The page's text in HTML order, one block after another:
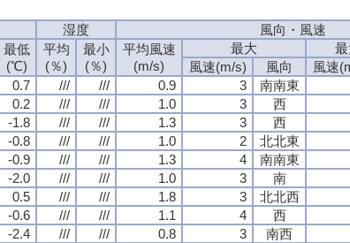
湿度 風向・風速
最低
(℃)
平均
(％)
最小
(％)
平均風速
(m/s)
最大
風速(m/s) 風向 風速
0.7 /// /// 0.9 3 南南東
0.2 /// /// 1.0 3 西
-1.8 /// /// 1.3 3 西
-0.8 /// /// 1.0 2 北北東
-0.9 /// /// 1.3 4 南南東
-2.0 /// /// 1.0 3 南
0.5 /// /// 1.8 3 北北西
-0.6 /// /// 1.1 4 西
-2.4 /// /// 0.8 3 南西
湿度 風向・風速
最低
(℃)
平均
(％)
最小
(％)
平均風速
(m/s)
最大
風速(m/s) 風向 風速
0.7 /// /// 0.9 3 南南東
0.2 /// /// 1.0 3 西
-1.8 /// /// 1.3 3 西
-0.8 /// /// 1.0 2 北北東
-0.9 /// /// 1.3 4 南南東
-2.0 /// /// 1.0 3 南
0.5 /// /// 1.8 3 北北西
-0.6 /// /// 1.1 4 西
-2.4 /// /// 0.8 3 南西
湿度 風向・風速
最低
(℃)
平均
(％)
最小
(％)
平均風速
(m/s)
最大
風速(m/s) 風向 風速
0.7 /// /// 0.9 3 南南東
0.2 /// /// 1.0 3 西
-1.8 /// /// 1.3 3 西
-0.8 /// /// 1.0 2 北北東
-0.9 /// /// 1.3 4 南南東
-2.0 /// /// 1.0 3 南
0.5 /// /// 1.8 3 北北西
-0.6 /// /// 1.1 4 西
-2.4 /// /// 0.8 3 南西
湿度 風向・風速
最低
(℃)
平均
(％)
最小
(％)
平均風速
(m/s)
最大
風速(m/s) 風向 風速
0.7 /// /// 0.9 3 南南東
0.2 /// /// 1.0 3 西
-1.8 /// /// 1.3 3 西
-0.8 /// /// 1.0 2 北北東
-0.9 /// /// 1.3 4 南南東
-2.0 /// /// 1.0 3 南
0.5 /// /// 1.8 3 北北西
-0.6 /// /// 1.1 4 西
-2.4 /// /// 0.8 3 南西